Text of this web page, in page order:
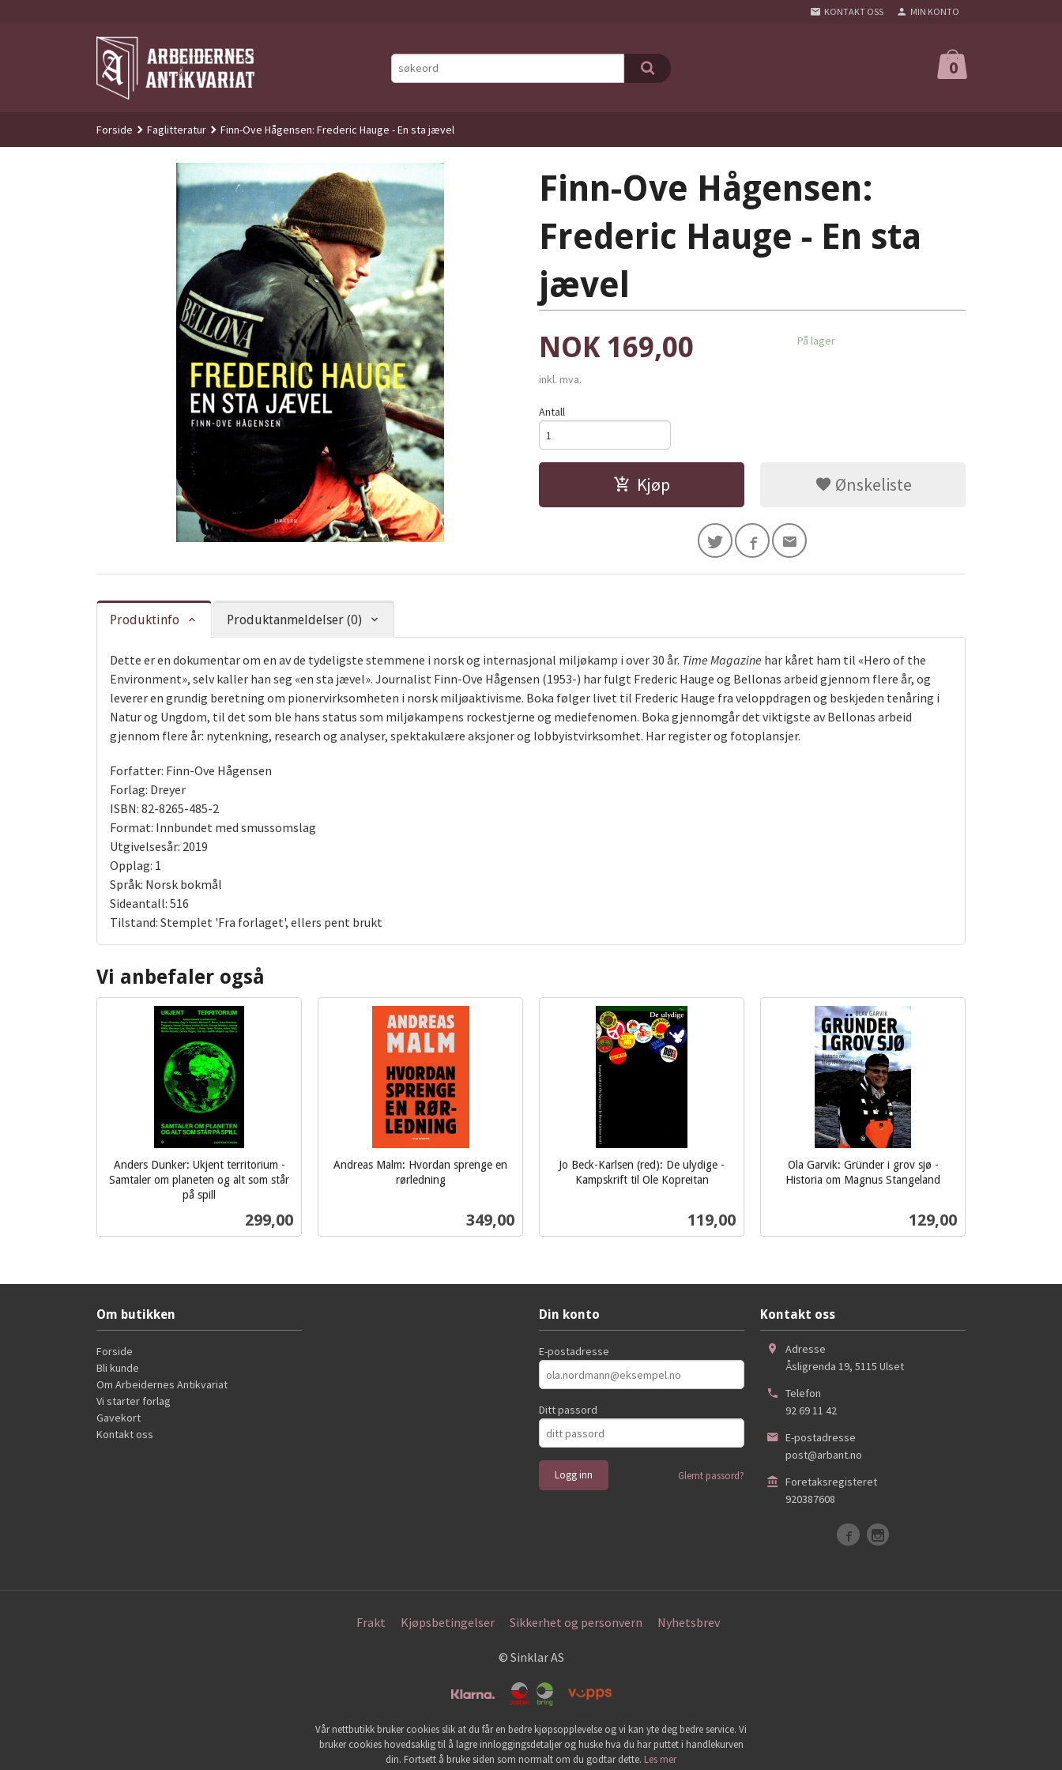
KONTAKT OSS MIN KONTO
0
Forside Faglitteratur Finn-Ove Hågensen: Frederic Hauge - En sta jævel
Finn-Ove Hågensen:
Frederic Hauge - En sta
jævel
Pris
NOK 169,00
inkl. mva.
På lager
Antall
Kjøp Ønskeliste
Produktinfo Produktanmeldelser (0)
Dette er en dokumentar om en av de tydeligste stemmene i norsk og internasjonal miljøkamp i over 30 år. Time Magazine har kåret ham til «Hero of the
Environment», selv kaller han seg «en sta jævel». Journalist Finn-Ove Hågensen (1953-) har fulgt Frederic Hauge og Bellonas arbeid gjennom flere år, og
leverer en grundig beretning om pionervirksomheten i norsk miljøaktivisme. Boka følger livet til Frederic Hauge fra veloppdragen og beskjeden tenåring i
Natur og Ungdom, til det som ble hans status som miljøkampens rockestjerne og mediefenomen. Boka gjennomgår det viktigste av Bellonas arbeid
gjennom flere år: nytenkning, research og analyser, spektakulære aksjoner og lobbyistvirksomhet. Har register og fotoplansjer.
Forfatter: Finn-Ove Hågensen
Forlag: Dreyer
ISBN: 82-8265-485-2
Format: Innbundet med smussomslag
Utgivelsesår: 2019
Opplag: 1
Språk: Norsk bokmål
Sideantall: 516
Tilstand: Stemplet 'Fra forlaget', ellers pent brukt
Vi anbefaler også
Anders Dunker: Ukjent territorium -
Samtaler om planeten og alt som står
på spill
Pris
299,00
Andreas Malm: Hvordan sprenge en
rørledning
Pris
349,00
Jo Beck-Karlsen (red): De ulydige -
Kampskrift til Ole Kopreitan
Pris
119,00
Ola Garvik: Gründer i grov sjø -
Historia om Magnus Stangeland
Pris
129,00
Om butikken
Forside
Bli kunde
Om Arbeidernes Antikvariat
Vi starter forlag
Gavekort
Kontakt oss
Din konto
E-postadresse
Ditt passord
Glemt passord?
Kontakt oss
Adresse
Åsligrenda 19, 5115 Ulset
Telefon
92 69 11 42
E-postadresse
post@arbant.no
Foretaksregisteret
920387608
Frakt Kjøpsbetingelser Sikkerhet og personvern Nyhetsbrev
© Sinklar AS
Vår nettbutikk bruker cookies slik at du får en bedre kjøpsopplevelse og vi kan yte deg bedre service. Vi
bruker cookies hovedsaklig til å lagre innloggingsdetaljer og huske hva du har puttet i handlekurven
din. Fortsett å bruke siden som normalt om du godtar dette. Les mer